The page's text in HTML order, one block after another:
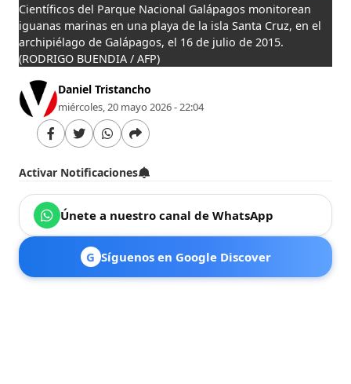
Científicos del Parque Nacional Galápagos monitorean
iguanas marinas en una playa de la isla Santa Cruz, en el
archipiélago de Galápagos, el 16 de julio de 2015.
(RODRIGO BUENDIA / AFP)
Daniel Tristancho
miércoles, 20 mayo 2026 - 22:04
Activar Notificaciones
Únete a nuestro canal de WhatsApp
G Síguenos en Google Discover